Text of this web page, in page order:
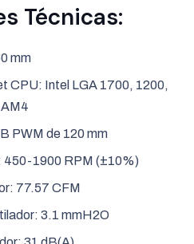
Técnicas:
mm
CPU: Intel LGA 1700, 1200,
PWM de 120 mm
450-1900 RPM (±10%)
77.57 CFM
3.1 mmH2O